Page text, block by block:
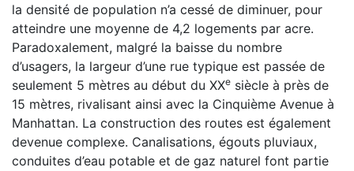
la densité de population n’a cessé de diminuer, pour
atteindre une moyenne de 4,2 logements par acre.
Paradoxalement, malgré la baisse du nombre
d’usagers, la largeur d’une rue typique est passée de
seulement 5 mètres au début du XXe siècle à près de
15 mètres, rivalisant ainsi avec la Cinquième Avenue à
Manhattan. La construction des routes est également
devenue complexe. Canalisations, égouts pluviaux,
conduites d’eau potable et de gaz naturel font partie